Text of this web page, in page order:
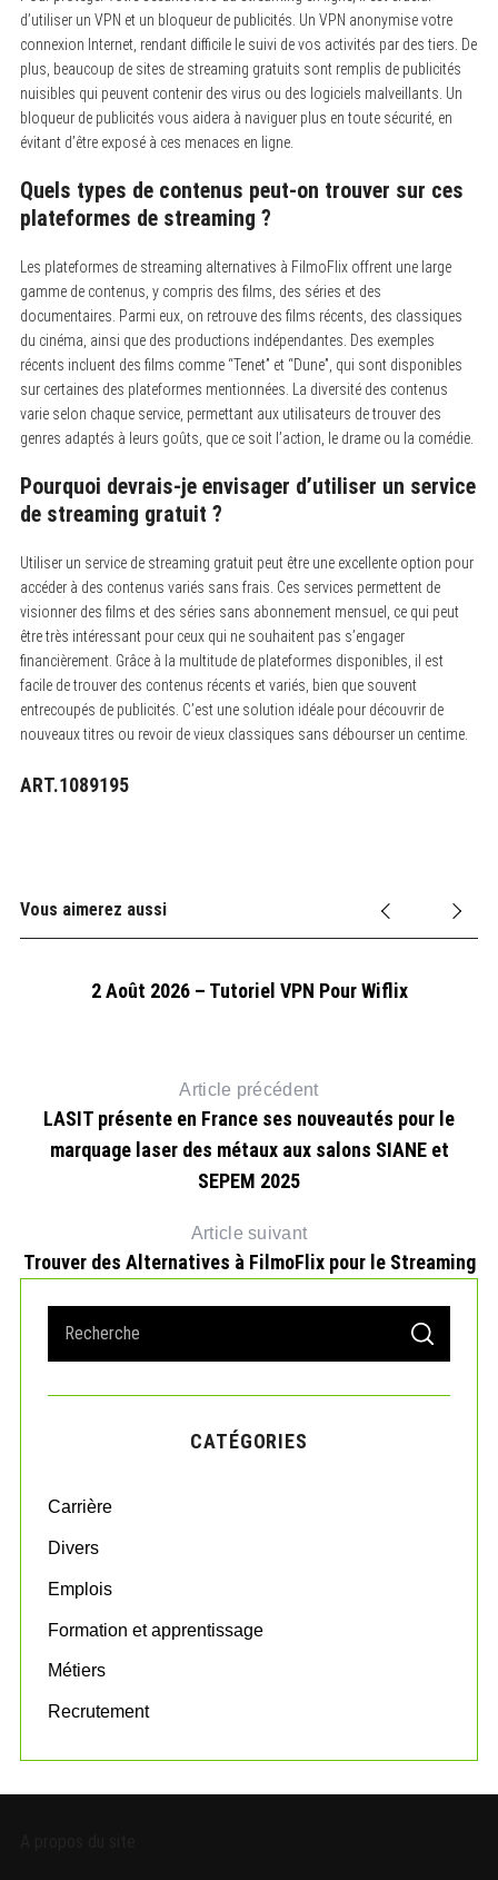
d’utiliser un VPN et un bloqueur de publicités. Un VPN anonymise votre
connexion Internet, rendant difficile le suivi de vos activités par des tiers. De
plus, beaucoup de sites de streaming gratuits sont remplis de publicités
nuisibles qui peuvent contenir des virus ou des logiciels malveillants. Un
bloqueur de publicités vous aidera à naviguer plus en toute sécurité, en
évitant d’être exposé à ces menaces en ligne.
Quels types de contenus peut-on trouver sur ces
plateformes de streaming ?
Les plateformes de streaming alternatives à FilmoFlix offrent une large
gamme de contenus, y compris des films, des séries et des
documentaires. Parmi eux, on retrouve des films récents, des classiques
du cinéma, ainsi que des productions indépendantes. Des exemples
récents incluent des films comme “Tenet” et “Dune”, qui sont disponibles
sur certaines des plateformes mentionnées. La diversité des contenus
varie selon chaque service, permettant aux utilisateurs de trouver des
genres adaptés à leurs goûts, que ce soit l’action, le drame ou la comédie.
Pourquoi devrais-je envisager d’utiliser un service
de streaming gratuit ?
Utiliser un service de streaming gratuit peut être une excellente option pour
accéder à des contenus variés sans frais. Ces services permettent de
visionner des films et des séries sans abonnement mensuel, ce qui peut
être très intéressant pour ceux qui ne souhaitent pas s’engager
financièrement. Grâce à la multitude de plateformes disponibles, il est
facile de trouver des contenus récents et variés, bien que souvent
entrecoupés de publicités. C’est une solution idéale pour découvrir de
nouveaux titres ou revoir de vieux classiques sans débourser un centime.
ART.1089195
Vous aimerez aussi
2 Août 2026 – Tutoriel VPN Pour Wiflix
Article précédent
LASIT présente en France ses nouveautés pour le
marquage laser des métaux aux salons SIANE et
SEPEM 2025
Article suivant
Trouver des Alternatives à FilmoFlix pour le Streaming
a
r
o
:
S
A
C
CATÉGORIES
Carrière
Divers
Emplois
Formation et apprentissage
Métiers
Recrutement